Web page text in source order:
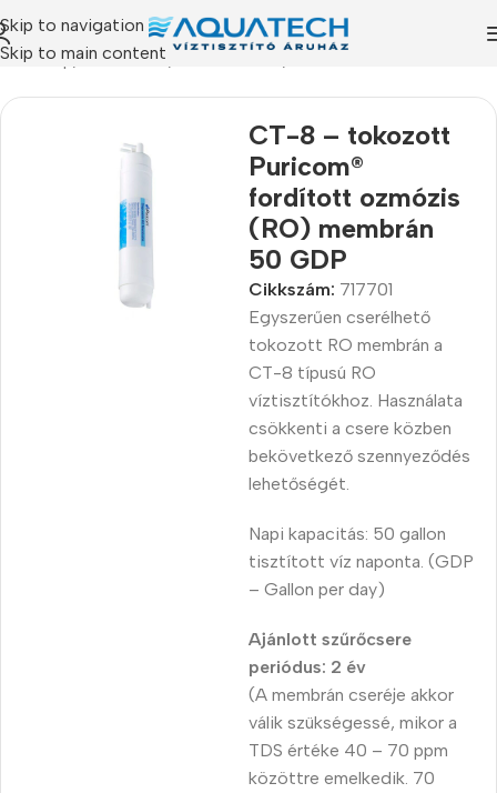
Skip to navigation
Skip to main content
Kezdőlap/Termékeink
CT-8 – tokozott
Puricom®
fordított ozmózis
(RO) membrán
50 GDP
Cikkszám: 717701
Egyszerűen cserélhető
tokozott RO membrán a
CT-8 típusú RO
víztisztítókhoz. Használata
csökkenti a csere közben
bekövetkező szennyeződés
lehetőségét.
Napi kapacitás: 50 gallon
tisztított víz naponta. (GDP
– Gallon per day)
Ajánlott szűrőcsere
periódus: 2 év
(A membrán cseréje akkor
válik szükségessé, mikor a
TDS értéke 40 – 70 ppm
közöttre emelkedik. 70